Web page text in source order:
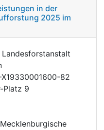
in der
2025 im
82
Platz 9